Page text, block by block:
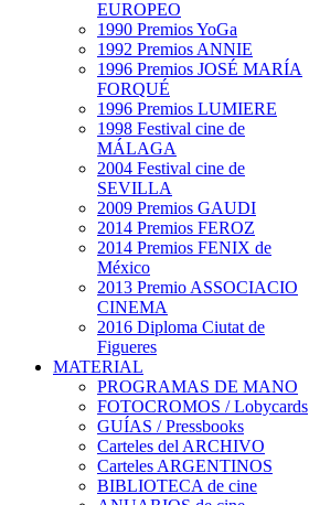
EUROPEO
1990 Premios YoGa
1992 Premios ANNIE
1996 Premios JOSÉ MARÍA
FORQUÉ
1996 Premios LUMIERE
1998 Festival cine de
MÁLAGA
2004 Festival cine de
SEVILLA
2009 Premios GAUDI
2014 Premios FEROZ
2014 Premios FENIX de
México
2013 Premio ASSOCIACIO
CINEMA
2016 Diploma Ciutat de
Figueres
MATERIAL
PROGRAMAS DE MANO
FOTOCROMOS / Lobycards
GUÍAS / Pressbooks
Carteles del ARCHIVO
Carteles ARGENTINOS
BIBLIOTECA de cine